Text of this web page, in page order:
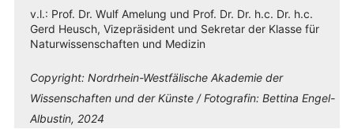
v.l.: Prof. Dr. Wulf Amelung und Prof. Dr. Dr. h.c. Dr. h.c.
Gerd Heusch, Vizepräsident und Sekretar der Klasse für
Naturwissenschaften und Medizin
Copyright: Nordrhein-Westfälische Akademie der
Wissenschaften und der Künste / Fotografin: Bettina Engel-
Albustin, 2024